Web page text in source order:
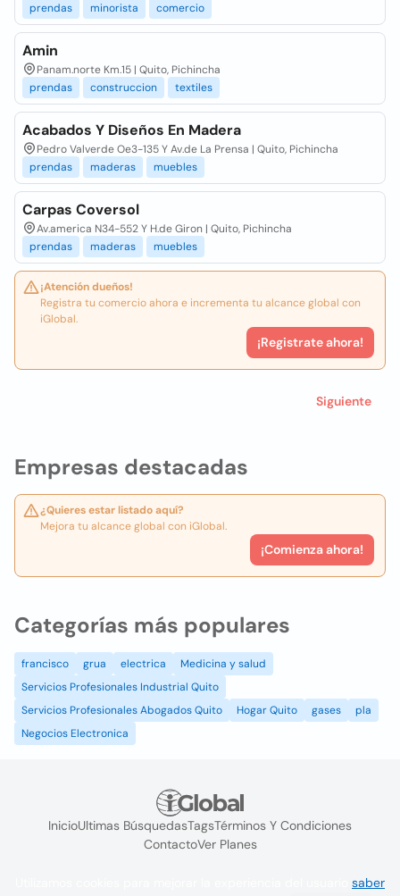
Empresas destacadas
¿Quieres estar listado aquí?
Mejora tu alcance global con iGlobal.
¡Comienza ahora!
prendas
minorista comercio
Amin
Panam.norte Km.15 | Quito, Pichincha
prendas
construccion textiles
Acabados Y Diseños En Madera
Pedro Valverde Oe3-135 Y Av.de La Prensa | Quito, Pichincha
prendas
maderas muebles
Carpas Coversol
Av.america N34-552 Y H.de Giron | Quito, Pichincha
prendas
maderas muebles
¡Atención dueños!
Registra tu comercio ahora e incrementa tu alcance global con
iGlobal.
¡Registrate ahora!
Siguiente
Categorías más populares
francisco grua electrica
Medicina y salud
Servicios Profesionales Industrial Quito
Servicios Profesionales Abogados Quito
Hogar Quito gases
pla
Negocios Electronica
InicioUltimas BúsquedasTagsTérminos Y Condiciones
ContactoVer Planes
saber